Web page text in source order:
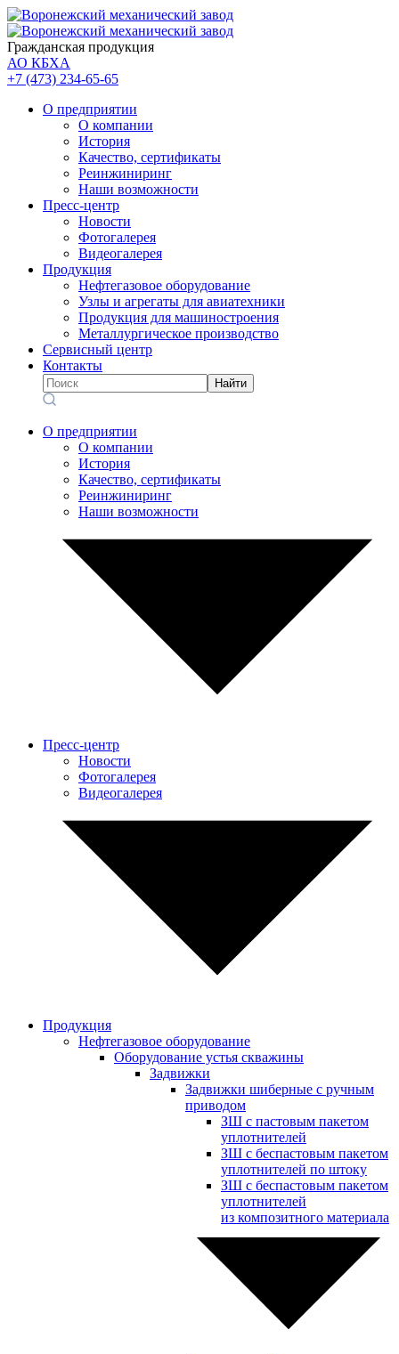
Гражданская продукция
АО КБХА
+7 (473) 234-65-65
О предприятии
О компании
История
Качество, сертификаты
Реинжиниринг
Наши возможности
Пресс-центр
Новости
Фотогалерея
Видеогалерея
Продукция
Нефтегазовое оборудование
Узлы и агрегаты для авиатехники
Продукция для машиностроения
Металлургическое производство
Сервисный центр
Контакты
Найти
О предприятии
О компании
История
Качество, сертификаты
Реинжиниринг
Наши возможности
Пресс-центр
Новости
Фотогалерея
Видеогалерея
Продукция
Нефтегазовое оборудование
Оборудование устья скважины
Задвижки
Задвижки шиберные с ручным
приводом
ЗШ с пастовым пакетом
уплотнителей
ЗШ с беспастовым пакетом
уплотнителей по штоку
ЗШ с беспастовым пакетом
уплотнителей
из композитного материала